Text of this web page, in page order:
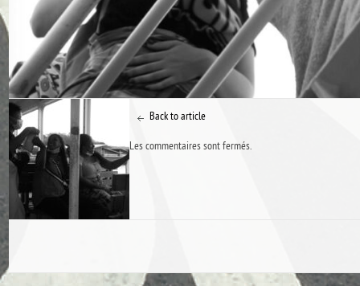
Back to article
Les commentaires sont fermés.